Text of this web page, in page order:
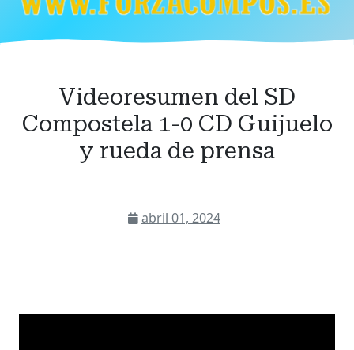
Videoresumen del SD
Compostela 1-0 CD Guijuelo
y rueda de prensa
abril 01, 2024